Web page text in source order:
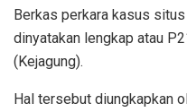
Berkas perkara kasus situs
dinyatakan lengkap atau
(Kejagung).
Hal tersebut diungkapkan